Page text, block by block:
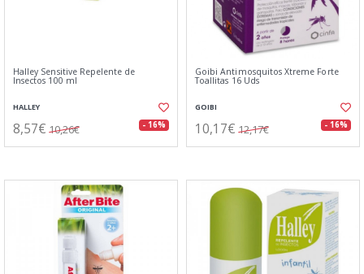
Halley Sensitive Repelente de
Insectos 100 ml
HALLEY
8,57€ 10,26€ - 16%
Goibi Antimosquitos Xtreme Forte
Toallitas 16 Uds
GOIBI
10,17€ 12,17€ - 16%